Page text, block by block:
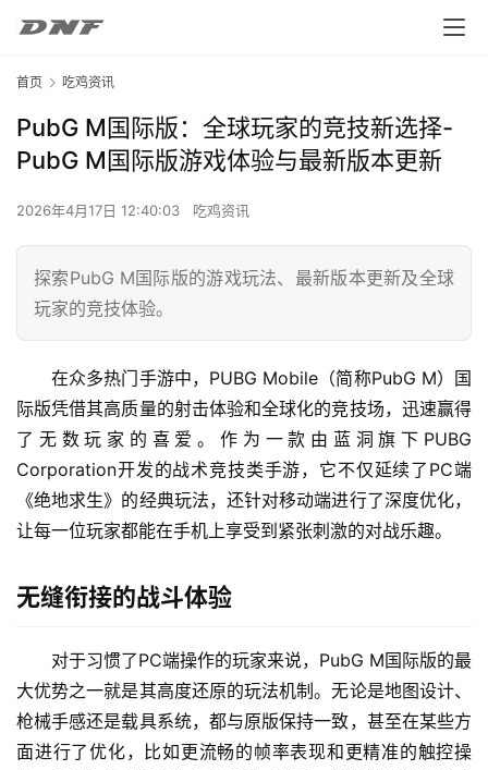
首页 吃鸡资讯
PubG M国际版：全球玩家的竞技新选择-
PubG M国际版游戏体验与最新版本更新
2026年4月17日 12:40:03 吃鸡资讯
探索PubG M国际版的游戏玩法、最新版本更新及全球
玩家的竞技体验。
在众多热门手游中，PUBG Mobile（简称PubG M）国
际版凭借其高质量的射击体验和全球化的竞技场，迅速赢得
了无数玩家的喜爱。作为一款由蓝洞旗下PUBG
Corporation开发的战术竞技类手游，它不仅延续了PC端
《绝地求生》的经典玩法，还针对移动端进行了深度优化，
让每一位玩家都能在手机上享受到紧张刺激的对战乐趣。
无缝衔接的战斗体验
对于习惯了PC端操作的玩家来说，PubG M国际版的最
大优势之一就是其高度还原的玩法机制。无论是地图设计、
枪械手感还是载具系统，都与原版保持一致，甚至在某些方
面进行了优化，比如更流畅的帧率表现和更精准的触控操